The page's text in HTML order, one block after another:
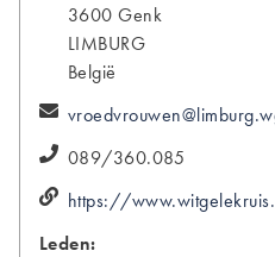
3600 Genk
LIMBURG
België
089/360.085
https://
Leden: